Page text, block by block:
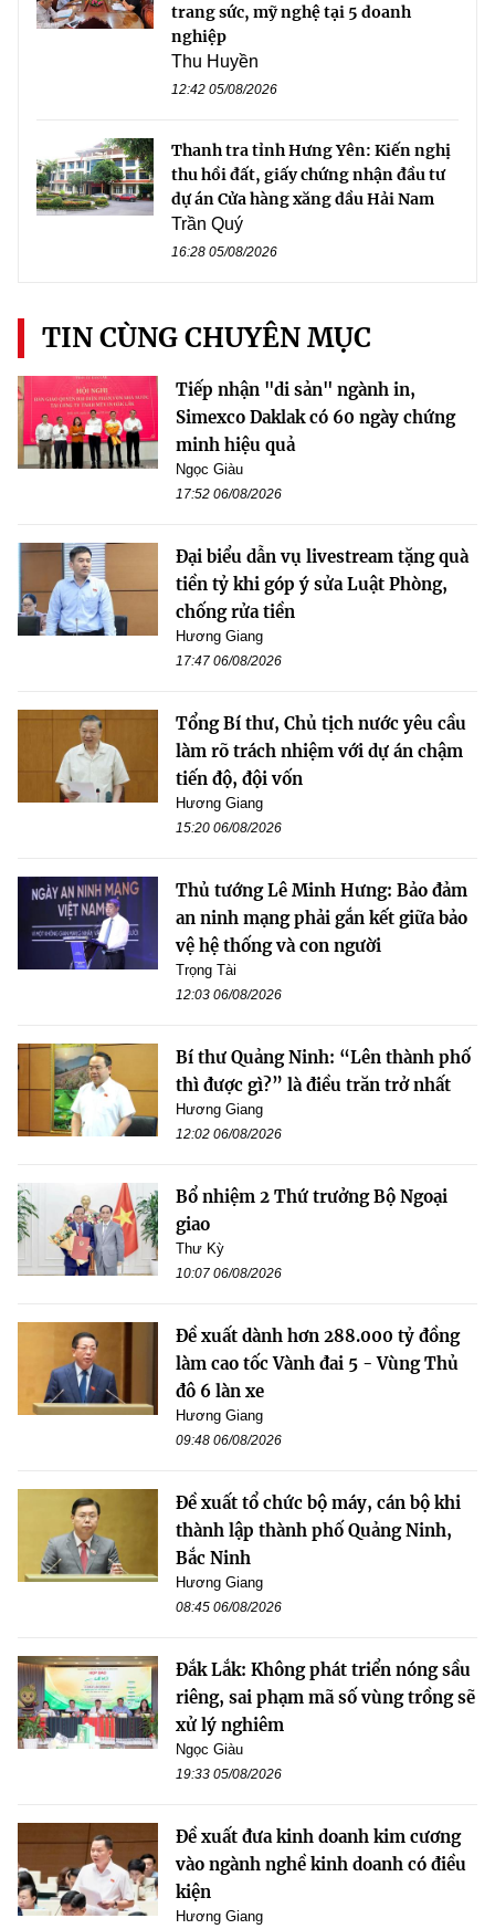
trang sức, mỹ nghệ tại 5 doanh
nghiệp
Thu Huyền
12:42 05/08/2026
Thanh tra tỉnh Hưng Yên: Kiến nghị
thu hồi đất, giấy chứng nhận đầu tư
dự án Cửa hàng xăng dầu Hải Nam
Trần Quý
16:28 05/08/2026
TIN CÙNG CHUYÊN MỤC
Tiếp nhận "di sản" ngành in,
Simexco Daklak có 60 ngày chứng
minh hiệu quả
Ngọc Giàu
17:52 06/08/2026
Đại biểu dẫn vụ livestream tặng quà
tiền tỷ khi góp ý sửa Luật Phòng,
chống rửa tiền
Hương Giang
17:47 06/08/2026
Tổng Bí thư, Chủ tịch nước yêu cầu
làm rõ trách nhiệm với dự án chậm
tiến độ, đội vốn
Hương Giang
15:20 06/08/2026
Thủ tướng Lê Minh Hưng: Bảo đảm
an ninh mạng phải gắn kết giữa bảo
vệ hệ thống và con người
Trọng Tài
12:03 06/08/2026
Bí thư Quảng Ninh: “Lên thành phố
thì được gì?” là điều trăn trở nhất
Hương Giang
12:02 06/08/2026
Bổ nhiệm 2 Thứ trưởng Bộ Ngoại
giao
Thư Kỳ
10:07 06/08/2026
Đề xuất dành hơn 288.000 tỷ đồng
làm cao tốc Vành đai 5 - Vùng Thủ
đô 6 làn xe
Hương Giang
09:48 06/08/2026
Đề xuất tổ chức bộ máy, cán bộ khi
thành lập thành phố Quảng Ninh,
Bắc Ninh
Hương Giang
08:45 06/08/2026
Đắk Lắk: Không phát triển nóng sầu
riêng, sai phạm mã số vùng trồng sẽ
xử lý nghiêm
Ngọc Giàu
19:33 05/08/2026
Đề xuất đưa kinh doanh kim cương
vào ngành nghề kinh doanh có điều
kiện
Hương Giang